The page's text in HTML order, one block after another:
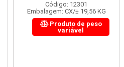
Código: 126
Embalagem: KG/18